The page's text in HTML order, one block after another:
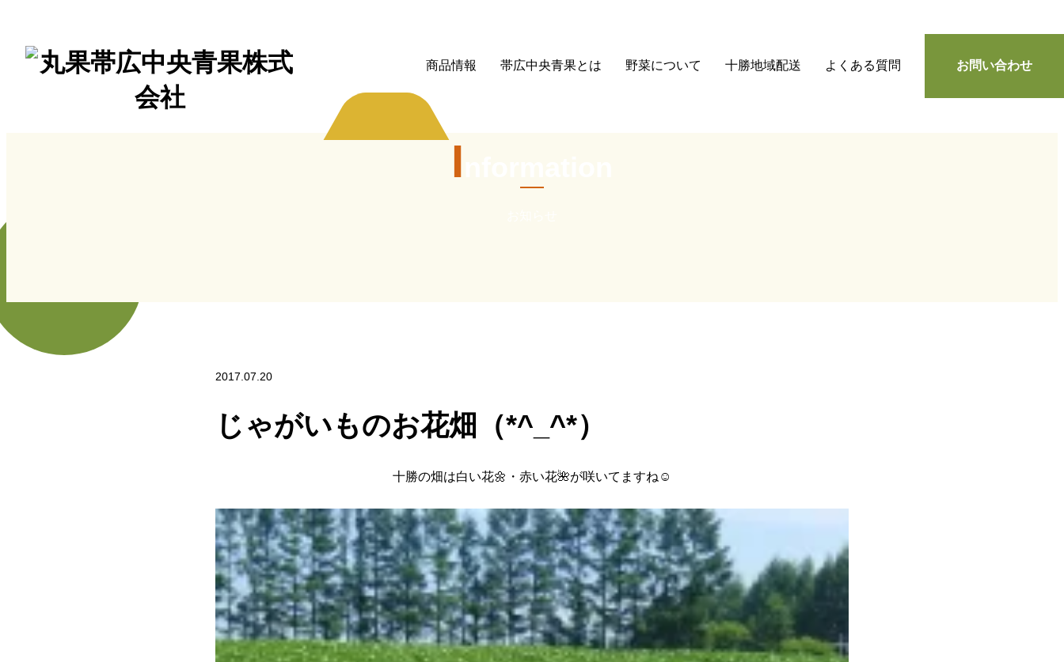
商品情報 帯広中央青果とは 野菜について 十勝地域配送 よくある質問 お問い合わせ
I
2017.07.20
じゃがいものお花畑（*^_^*）
十勝の畑は白い花🌼・赤い花🌺が咲いてますね☺